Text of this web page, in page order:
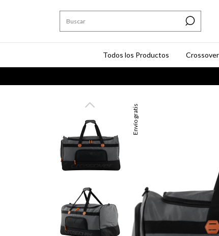
Todos los Productos
Envío gratis